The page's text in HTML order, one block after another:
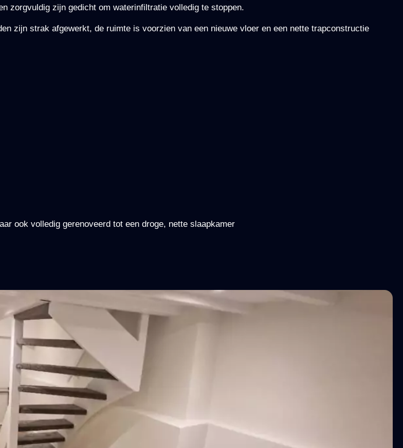
zorgvuldig zijn gedicht om waterinfiltratie volledig te stoppen.
zijn strak afgewerkt, de ruimte is voorzien van een nieuwe vloer en een nette trapconstructie
ook volledig gerenoveerd tot een droge, nette slaapkamer